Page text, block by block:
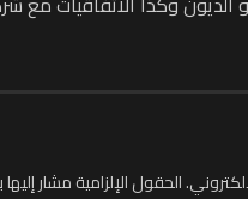
الحقول الإلزامية مشار إليها